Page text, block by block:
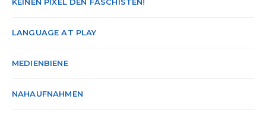
LANGUAGE AT PLAY
MEDIENBIENE
NAHAUFNAHMEN